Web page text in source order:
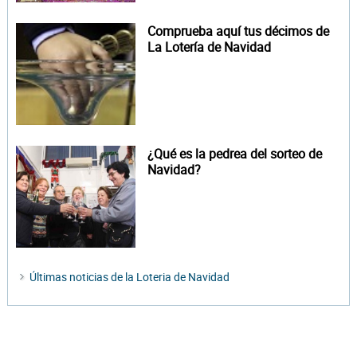
Comprueba aquí tus décimos de
La Lotería de Navidad
¿Qué es la pedrea del sorteo de
Navidad?
Últimas noticias de la Loteria de Navidad